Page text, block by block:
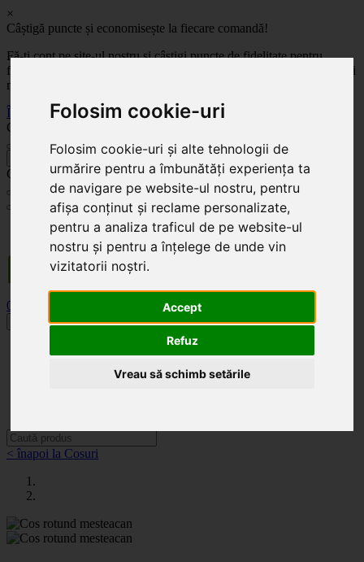
Folosim cookie-uri
Folosim cookie-uri și alte tehnologii de
urmărire pentru a îmbunătăți experiența ta
de navigare pe website-ul nostru, pentru
afișa conținut și reclame personalizate,
pentru a analiza traficul de pe website-ul
nostru și pentru a înțelege de unde vin
vizitatorii noștri.
Accept
Refuz
Vreau să schimb setările
×
Câștigă puncte și economisește la fiecare comandă!
Fă-ți cont pe site-ul nostru și câștigi puncte de fidelitate pentru
fiecare comandă! Cu cât comanzi mai mult, cu atât economisești mai
mult!
Înregistrează-te acum
Celoplast
Celoplast
Transportul este GRATUIT pentru comenzile mai mari de 350 Lei. Comanda minimă în
valoare de 100 Lei. Expediere în 1 - 2 zile lucrătoare.
0
Toggle navigation
< înapoi la Cosuri